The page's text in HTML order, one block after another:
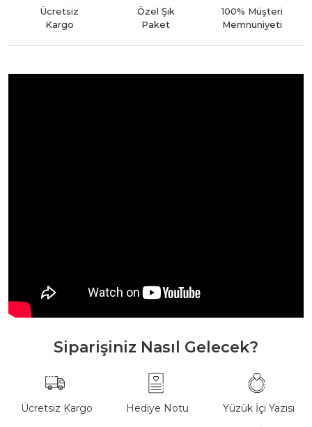
Ücretsiz
Kargo
Özel Şık
Paket
100% Müşteri
Memnuniyeti
Siparişiniz Nasıl Gelecek?
Ücretsiz Kargo Hediye Notu Yüzük İçi Yazısı